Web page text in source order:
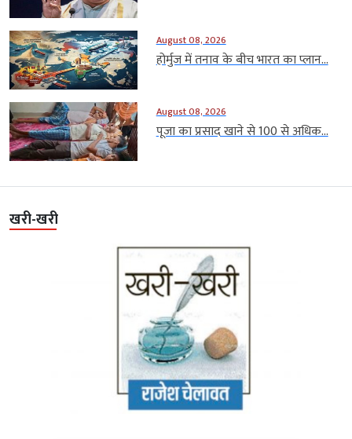
August 08, 2026
होर्मुज में तनाव के बीच भारत का प्लान...
August 08, 2026
पूजा का प्रसाद खाने से 100 से अधिक...
खरी-खरी